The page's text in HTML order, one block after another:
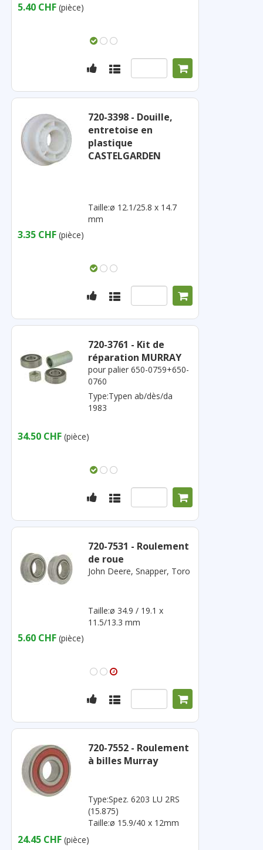
5.40 CHF (pièce)
720-3398 - Douille,
entretoise en
plastique
CASTELGARDEN
Taille:ø 12.1/25.8 x 14.7
mm
3.35 CHF (pièce)
720-3761 - Kit de
réparation MURRAY
pour palier 650-0759+650-
0760
Type:Typen ab/dès/da
1983
34.50 CHF (pièce)
720-7531 - Roulement
de roue
John Deere, Snapper, Toro
Taille:ø 34.9 / 19.1 x
11.5/13.3 mm
5.60 CHF (pièce)
720-7552 - Roulement
à billes Murray
Type:Spez. 6203 LU 2RS
(15.875)
Taille:ø 15.9/40 x 12mm
24.45 CHF (pièce)